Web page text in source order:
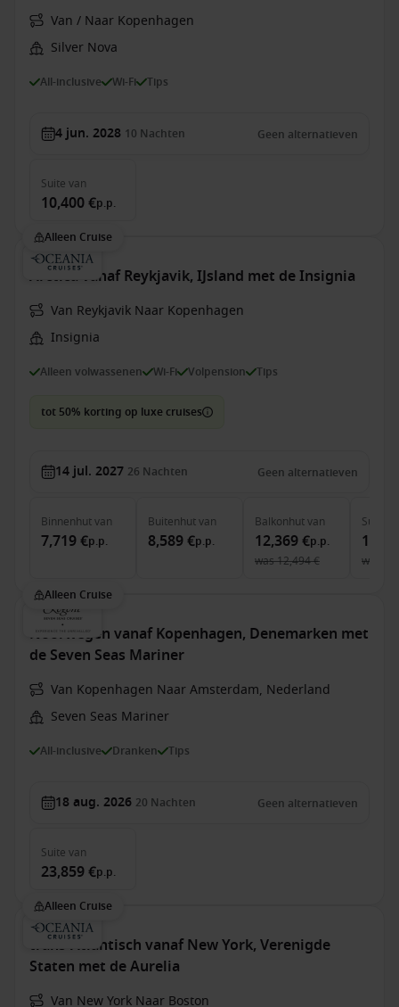
Van / Naar Kopenhagen
Silver Nova
All-inclusive Wi-Fi Tips
4 jun. 2028 10 Nachten Geen alternatieven
Suite van
10,400 €p.p.
Alleen Cruise
Arctica vanaf Reykjavik, IJsland met de Insignia
Van Reykjavik Naar Kopenhagen
Insignia
Alleen volwassenen Wi-Fi Volpension Tips
tot 50% korting op luxe cruises
14 jul. 2027 26 Nachten Geen alternatieven
Binnenhutvan
7,719 €p.p.
Buitenhutvan
8,589 €p.p.
Balkonhutvan
12,369 €p.p.
was12,494 €
Suite
was
Alleen Cruise
Noorwegen vanaf Kopenhagen, Denemarken met
de Seven Seas Mariner
Van Kopenhagen Naar Amsterdam, Nederland
Seven Seas Mariner
All-inclusive Dranken Tips
18 aug. 2026 20 Nachten Geen alternatieven
Suite van
23,859 €p.p.
Alleen Cruise
trans-Atlantisch vanaf New York, Verenigde
Staten met de Aurelia
Van New York Naar Boston